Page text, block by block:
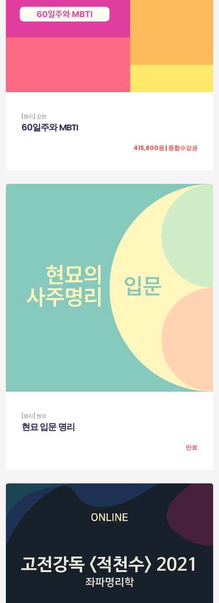
[명리] 강헌
60일주와 MBTI
415,800원 | 종합수강권
[명리] 현묘
현묘 입문 명리
만료